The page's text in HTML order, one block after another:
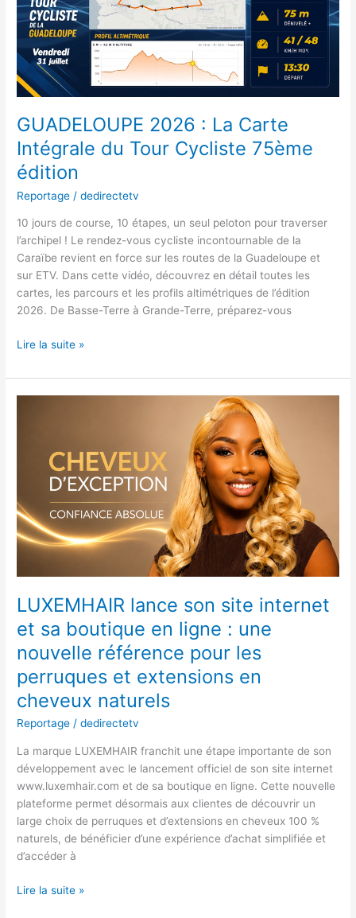
GUADELOUPE 2026 : La Carte
Intégrale du Tour Cycliste 75ème
édition
Reportage /dedirectetv
10 jours de course, 10 étapes, un seul peloton pour traverser
l’archipel ! Le rendez-vous cycliste incontournable de la
Caraïbe revient en force sur les routes de la Guadeloupe et
sur ETV. Dans cette vidéo, découvrez en détail toutes les
cartes, les parcours et les profils altimétriques de l’édition
2026. De Basse-Terre à Grande-Terre, préparez-vous
Intégrale
du
Tour
Cycliste
75ème
Lire la suite »
LUXEMHAIR lance son site internet
et sa boutique en ligne : une
nouvelle référence pour les
perruques et extensions en
cheveux naturels
Reportage /dedirectetv
La marque LUXEMHAIR franchit une étape importante de son
développement avec le lancement officiel de son site internet
www.luxemhair.com et de sa boutique en ligne. Cette nouvelle
plateforme permet désormais aux clientes de découvrir un
large choix de perruques et d’extensions en cheveux 100 %
naturels, de bénéficier d’une expérience d’achat simplifiée et
d’accéder à
internet
sa
boutique
en
:
une
nouvelle
référence
pour
perruques
et
extensions
cheveux
naturels
Lire la suite »